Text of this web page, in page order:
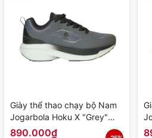
Giày thể thao chạy bộ Nam
Jogarbola Hoku X "Grey"
JG-HOKU-02 - Hàng Chính
890.000₫